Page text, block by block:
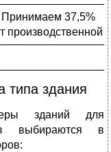
Принимаем 37,5%
производственной
типа здания
зданий для
выбираются в